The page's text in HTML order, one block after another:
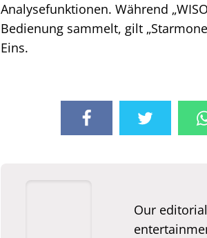
Analysefunktionen. Während
Bedienung sammelt, gilt
Eins.
Our